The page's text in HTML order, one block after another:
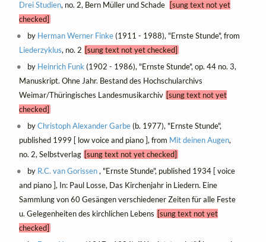
Drei Studien, no. 2, Bern Müller und Schade
[sung text not yet
checked]
by Herman Werner Finke(1911 - 1988), "Ernste Stunde", from
Liederzyklus, no. 2 [sung text not yet checked]
by Heinrich Funk (1902 - 1986), "Ernste Stunde", op. 44 no. 3,
Manuskript. Ohne Jahr. Bestand des Hochschularchivs
Weimar/Thüringisches Landesmusikarchiv [sung text not yet
checked]
byChristoph Alexander Garbe(b. 1977), "Ernste Stunde",
published 1999 [ low voice and piano ], from Mit deinen Augen,
no. 2, Selbstverlag [sung text not yet checked]
by R.C. van Gorissen, "Ernste Stunde", published 1934 [ voice
and piano ], In: Paul Losse, Das Kirchenjahr in Liedern. Eine
Sammlung von 60 Gesängen verschiedener Zeiten für alle Feste
u. Gelegenheiten des kirchlichen Lebens [sung text not yet
checked]